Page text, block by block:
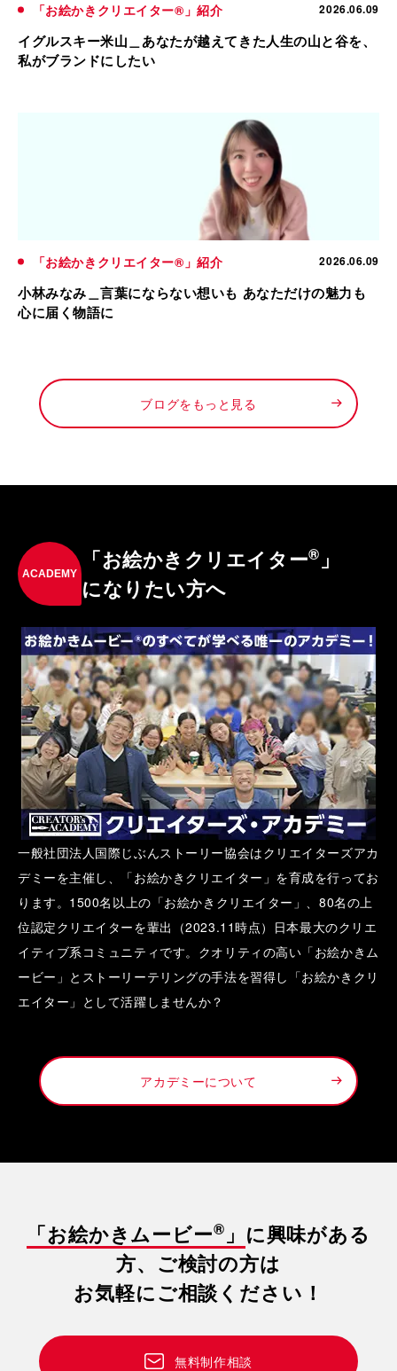
「お絵かきクリエイター®」紹介 2026.06.09
イグルスキー米山＿あなたが越えてきた人生の山と谷を、
私がブランドにしたい
「お絵かきクリエイター®」紹介 2026.06.09
小林みなみ＿言葉にならない想いも あなただけの魅力も
心に届く物語に
ブログをもっと見る
ACADEMY
「お絵かきクリエイター® 」
になりたい方へ
一般社団法人国際じぶんストーリー協会はクリエイターズアカ
デミーを主催し、「お絵かきクリエイター」を育成を行ってお
ります。1500名以上の「お絵かきクリエイター」、80名の上
位認定クリエイターを輩出（2023.11時点）日本最大のクリエ
イティブ系コミュニティです。クオリティの高い「お絵かきム
ービー」とストーリーテリングの手法を習得し「お絵かきクリ
エイター」として活躍しませんか？
アカデミーについて
「お絵かきムービー® 」 に興味がある
方、ご検討の方は
お気軽にご相談ください！
無料制作相談